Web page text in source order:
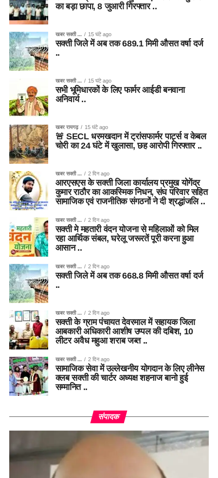
का बड़ा छापा, 8 जुआरी गिरफ्तार ..
खबर सक्ती ... 15 घंटे ago
सक्ती जिले में अब तक 689.1 मिमी औसत वर्षा दर्ज
..
खबर सक्ती ... 15 घंटे ago
सभी भूमिधारकों के लिए फार्मर आईडी बनवाना
अनिवार्य ..
खबर रायगढ़ 15 घंटे ago
🚨 SECL धरमखदान में ट्रांसफार्मर पार्ट्स व केबल
चोरी का 24 घंटे में खुलासा, छह आरोपी गिरफ्तार ..
खबर सक्ती ... 2 दिन ago
आरएसएस के सक्ती जिला कार्यालय प्रमुख योगेंद्र
कुमार राठौर का आकस्मिक निधन, संघ परिवार सहित
सामाजिक एवं राजनीतिक संगठनों ने दी श्रद्धांजलि ..
खबर सक्ती ... 2 दिन ago
सक्ती मे महतारी वंदन योजना से महिलाओं को मिल
रहा आर्थिक संबल, घरेलू जरूरतें पूरी करना हुआ
आसान ..
खबर सक्ती ... 2 दिन ago
सक्ती जिले में अब तक 668.8 मिमी औसत वर्षा दर्ज
..
खबर सक्ती ... 2 दिन ago
सक्ती के ग्राम पंचायत देवरमाल में सहायक जिला
आबकारी अधिकारी आशीष उप्पल की दबिश, 10
लीटर अवैध महुआ शराब जब्त ..
खबर सक्ती ... 2 दिन ago
सामाजिक सेवा में उल्लेखनीय योगदान के लिए लीनेस
क्लब सक्ती की चार्टर अध्यक्ष शहनाज बानो हुई
सम्मानित ..
संपादक